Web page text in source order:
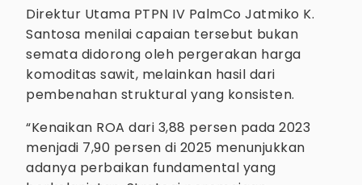
Direktur Utama PTPN IV PalmCo Jatmiko K.
Santosa menilai capaian tersebut bukan
semata didorong oleh pergerakan harga
komoditas sawit, melainkan hasil dari
pembenahan struktural yang konsisten.
“Kenaikan ROA dari 3,88 persen pada 2023
menjadi 7,90 persen di 2025 menunjukkan
adanya perbaikan fundamental yang